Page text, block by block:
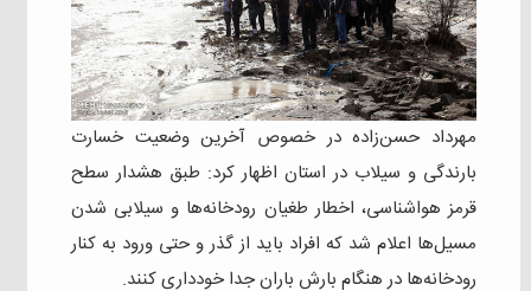
مهرداد حسن‌زاده در خصوص آخرین وضعیت خسارت
بارندگی و سیلاب در استان اظهار کرد: طبق هشدار سطح
قرمز هواشناسی، اخطار طغیان رودخانه‌ها و سیلابی شدن
مسیل‌ها اعلام شد که افراد باید از گذر و حتی ورود به کنار
رودخانه‌ها در هنگام بارش باران جدا خودداری کنند.